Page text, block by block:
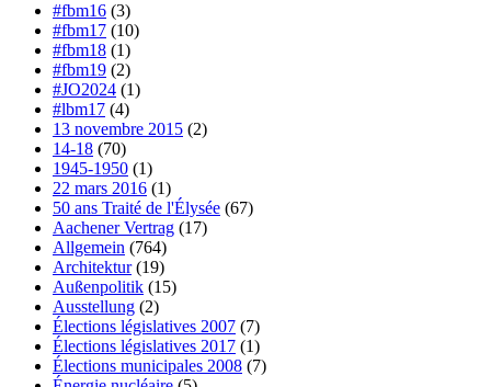
#fbm16 (3)
#fbm17 (10)
#fbm18 (1)
#fbm19 (2)
#JO2024 (1)
#lbm17 (4)
13 novembre 2015 (2)
14-18 (70)
1945-1950 (1)
22 mars 2016 (1)
50 ans Traité de l'Élysée (67)
Aachener Vertrag (17)
Allgemein (764)
Architektur(19)
Außenpolitik (15)
Ausstellung (2)
Élections législatives 2007 (7)
Élections législatives 2017 (1)
Élections municipales 2008 (7)